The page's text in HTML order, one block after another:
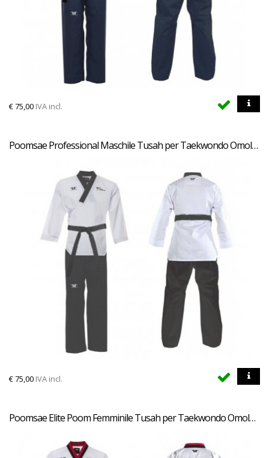
€75,00 IVA incl.
Poomsae Professional Maschile Tusah per Taekwondo Omologato WT Made in Korea per forme e competizioni
€75,00 IVA incl.
Poomsae Elite Poom Femminile Tusah per Taekwondo Omologato WT per forme e competizioni